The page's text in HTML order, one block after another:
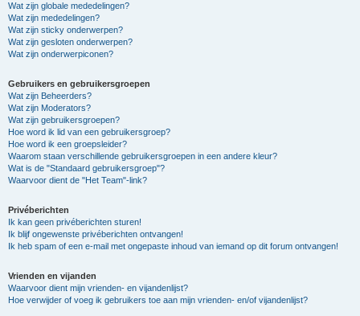
Wat zijn globale mededelingen?
Wat zijn mededelingen?
Wat zijn sticky onderwerpen?
Wat zijn gesloten onderwerpen?
Wat zijn onderwerpiconen?
Gebruikers en gebruikersgroepen
Wat zijn Beheerders?
Wat zijn Moderators?
Wat zijn gebruikersgroepen?
Hoe word ik lid van een gebruikersgroep?
Hoe word ik een groepsleider?
Waarom staan verschillende gebruikersgroepen in een andere kleur?
Wat is de "Standaard gebruikersgroep"?
Waarvoor dient de "Het Team"-link?
Privéberichten
Ik kan geen privéberichten sturen!
Ik blijf ongewenste privéberichten ontvangen!
Ik heb spam of een e-mail met ongepaste inhoud van iemand op dit forum ontvangen!
Vrienden en vijanden
Waarvoor dient mijn vrienden- en vijandenlijst?
Hoe verwijder of voeg ik gebruikers toe aan mijn vrienden- en/of vijandenlijst?